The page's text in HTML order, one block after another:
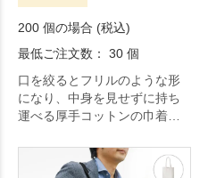
200 個の場合 (税込)
最低ご注文数： 30 個
口を絞るとフリルのような形
になり、中身を見せずに持ち
運べる厚手コットンの巾着ト